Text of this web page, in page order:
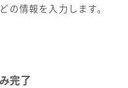
の情報を入力します。
完了